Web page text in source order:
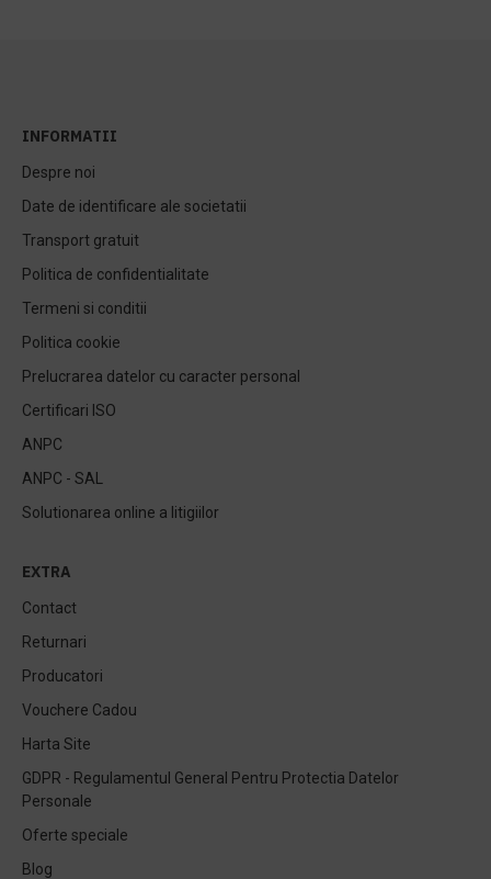
INFORMATII
Despre noi
Date de identificare ale societatii
Transport gratuit
Politica de confidentialitate
Termeni si conditii
Politica cookie
Prelucrarea datelor cu caracter personal
Certificari ISO
ANPC
ANPC - SAL
Solutionarea online a litigiilor
EXTRA
Contact
Returnari
Producatori
Vouchere Cadou
Harta Site
GDPR - Regulamentul General Pentru Protectia Datelor
Personale
Oferte speciale
Blog